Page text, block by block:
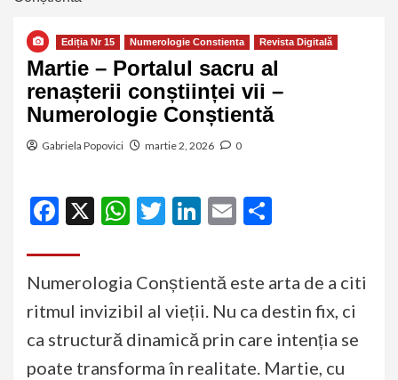
Ediția Nr 15 Numerologie Constienta Revista Digitală
Martie – Portalul sacru al
renașterii conștiinței vii –
Numerologie Conștientă
Gabriela Popovici martie 2, 2026 0
Facebook
X WhatsApp
Twitter
LinkedIn
Email
Numerologia Conștientă este arta de a citi
ritmul invizibil al vieții. Nu ca destin fix, ci
ca structură dinamică prin care intenția se
poate transforma în realitate. Martie, cu